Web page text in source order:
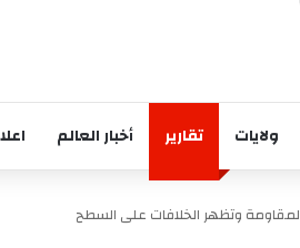
ولايات تقارير أخبار العالم